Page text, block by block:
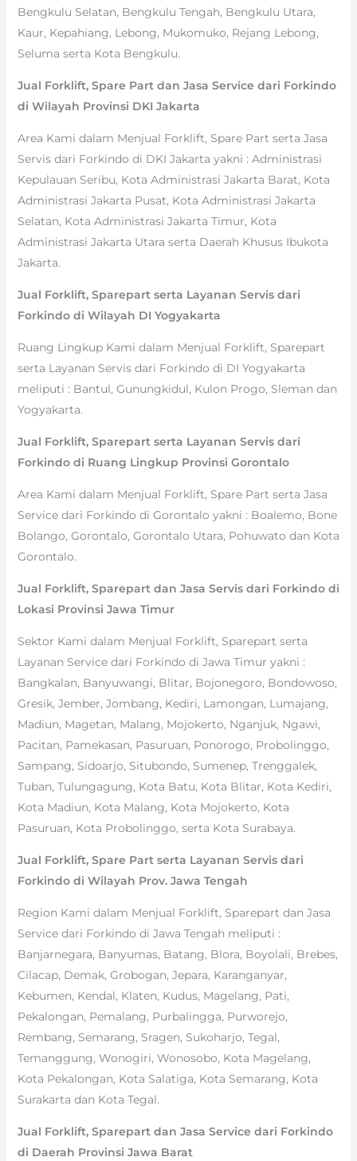
Bengkulu Selatan, Bengkulu Tengah, Bengkulu Utara,
Kaur, Kepahiang, Lebong, Mukomuko, Rejang Lebong,
Seluma serta Kota Bengkulu.
Jual Forklift, Spare Part dan Jasa Service dari Forkindo
di Wilayah Provinsi DKI Jakarta
Area Kami dalam Menjual Forklift, Spare Part serta Jasa
Servis dari Forkindo di DKI Jakarta yakni : Administrasi
Kepulauan Seribu, Kota Administrasi Jakarta Barat, Kota
Administrasi Jakarta Pusat, Kota Administrasi Jakarta
Selatan, Kota Administrasi Jakarta Timur, Kota
Administrasi Jakarta Utara serta Daerah Khusus Ibukota
Jakarta.
Jual Forklift, Sparepart serta Layanan Servis dari
Forkindo di Wilayah DI Yogyakarta
Ruang Lingkup Kami dalam Menjual Forklift, Sparepart
serta Layanan Servis dari Forkindo di DI Yogyakarta
meliputi : Bantul, Gunungkidul, Kulon Progo, Sleman dan
Yogyakarta.
Jual Forklift, Sparepart serta Layanan Servis dari
Forkindo di Ruang Lingkup Provinsi Gorontalo
Area Kami dalam Menjual Forklift, Spare Part serta Jasa
Service dari Forkindo di Gorontalo yakni : Boalemo, Bone
Bolango, Gorontalo, Gorontalo Utara, Pohuwato dan Kota
Gorontalo.
Jual Forklift, Sparepart dan Jasa Servis dari Forkindo di
Lokasi Provinsi Jawa Timur
Sektor Kami dalam Menjual Forklift, Sparepart serta
Layanan Service dari Forkindo di Jawa Timur yakni :
Bangkalan, Banyuwangi, Blitar, Bojonegoro, Bondowoso,
Gresik, Jember, Jombang, Kediri, Lamongan, Lumajang,
Madiun, Magetan, Malang, Mojokerto, Nganjuk, Ngawi,
Pacitan, Pamekasan, Pasuruan, Ponorogo, Probolinggo,
Sampang, Sidoarjo, Situbondo, Sumenep, Trenggalek,
Tuban, Tulungagung, Kota Batu, Kota Blitar, Kota Kediri,
Kota Madiun, Kota Malang, Kota Mojokerto, Kota
Pasuruan, Kota Probolinggo, serta Kota Surabaya.
Jual Forklift, Spare Part serta Layanan Servis dari
Forkindo di Wilayah Prov. Jawa Tengah
Region Kami dalam Menjual Forklift, Sparepart dan Jasa
Service dari Forkindo di Jawa Tengah meliputi :
Banjarnegara, Banyumas, Batang, Blora, Boyolali, Brebes,
Cilacap, Demak, Grobogan, Jepara, Karanganyar,
Kebumen, Kendal, Klaten, Kudus, Magelang, Pati,
Pekalongan, Pemalang, Purbalingga, Purworejo,
Rembang, Semarang, Sragen, Sukoharjo, Tegal,
Temanggung, Wonogiri, Wonosobo, Kota Magelang,
Kota Pekalongan, Kota Salatiga, Kota Semarang, Kota
Surakarta dan Kota Tegal.
Jual Forklift, Sparepart dan Jasa Service dari Forkindo
di Daerah Provinsi Jawa Barat